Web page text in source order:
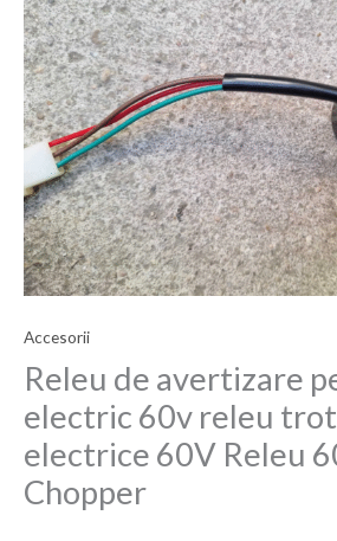
Accesorii
Releu de avertizare
electric 60v releu
electrice 60V Releu
Chopper
a
fost:
150,00 Ron.
este:
de
avertizare
pentru
scuter
electric
60v
releu
trotinete
electrice
60V
Releu
60v
Chopper